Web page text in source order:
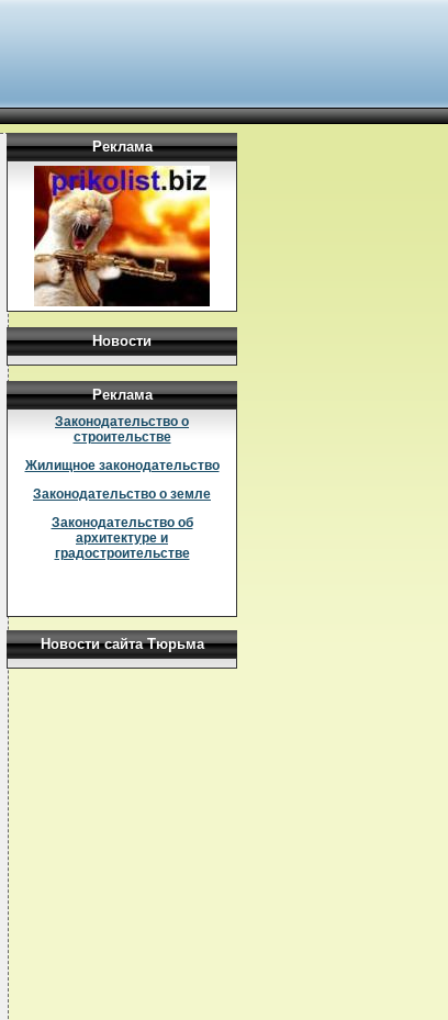
Реклама
Новости
Реклама
Законодательство о
строительстве
Жилищное законодательство
Законодательство о земле
Законодательство об
архитектуре и
градостроительстве
Новости сайта Тюрьма